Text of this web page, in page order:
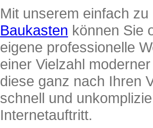
Mit unserem einfach
Baukasten können Sie
eigene professionelle
einer Vielzahl
diese ganz nach Ihren
schnell und
Internetauftritt.